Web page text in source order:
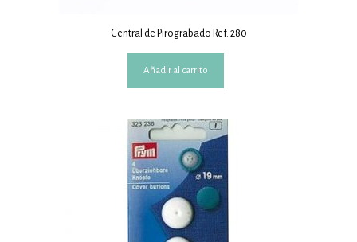
Central de Pirograbado Ref. 280
Añadir al carrito